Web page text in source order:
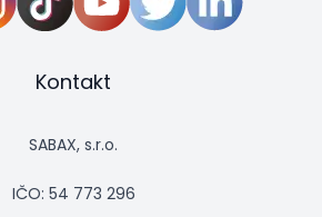
Kontakt
SABAX, s.r.o.
IČO: 54 773 296